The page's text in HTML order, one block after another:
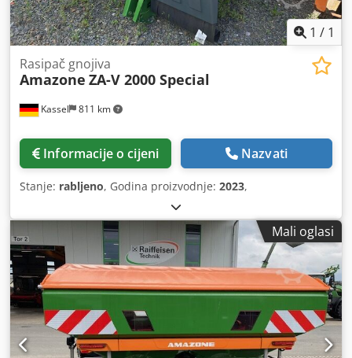
1 / 1
Kassel 811 km
Rasipač gnojiva
Amazone ZA-V 2000 Special
Informacije o cijeni Nazvati
Stanje: rabljeno, Godina proizvodnje: 2023,
Mali oglasi